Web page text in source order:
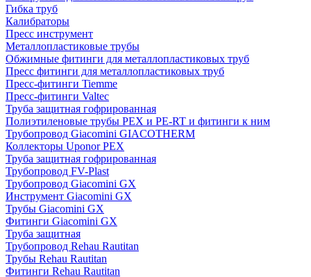
Гибка труб
Калибраторы
Пресс инструмент
Металлопластиковые трубы
Обжимные фитинги для металлопластиковых труб
Пресс фитинги для металлопластиковых труб
Пресс-фитинги Tiemme
Пресс-фитинги Valtec
Труба защитная гофрированная
Полиэтиленовые трубы PEX и PE-RT и фитинги к ним
Трубопровод Giacomini GIACOTHERM
Коллекторы Uponor PEX
Труба защитная гофрированная
Трубопровод FV-Plast
Трубопровод Giacomini GX
Инструмент Giacomini GX
Трубы Giacomini GX
Фитинги Giacomini GX
Труба защитная
Трубопровод Rehau Rautitan
Трубы Rehau Rautitan
Фитинги Rehau Rautitan